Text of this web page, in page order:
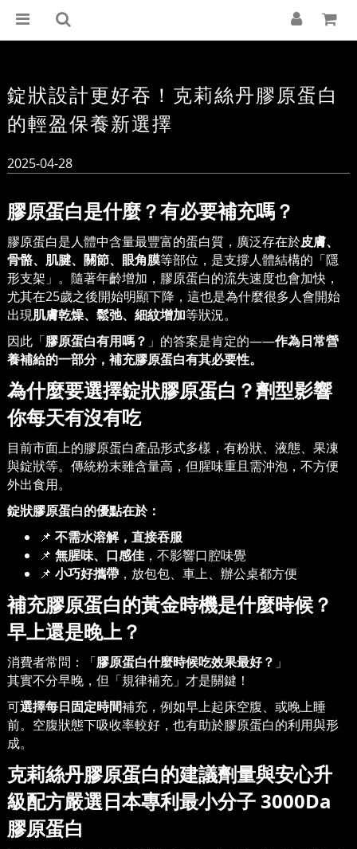
錠狀設計更好吞！克莉絲丹膠原蛋白
的輕盈保養新選擇
2025-04-28
膠原蛋白是什麼？有必要補充嗎？
膠原蛋白是人體中含量最豐富的蛋白質，廣泛存在於皮膚、
骨骼、肌腱、關節、眼角膜等部位，是支撐人體結構的「隱
形支架」。隨著年齡增加，膠原蛋白的流失速度也會加快，
尤其在25歲之後開始明顯下降，這也是為什麼很多人會開始
出現肌膚乾燥、鬆弛、細紋增加等狀況。
因此「膠原蛋白有用嗎？ 」的答案是肯定的——作為日常營
養補給的一部分，補充膠原蛋白有其必要性。
為什麼要選擇錠狀膠原蛋白？劑型影響
你每天有沒有吃
目前市面上的膠原蛋白產品形式多樣，有粉狀、液態、果凍
與錠狀等。傳統粉末雖含量高，但腥味重且需沖泡，不方便
外出食用。
錠狀膠原蛋白的優點在於：
📌 不需水溶解，直接吞服
📌 無腥味、口感佳 ，不影響口腔味覺
📌 小巧好攜帶 ，放包包、車上、辦公桌都方便
補充膠原蛋白的黃金時機是什麼時候？
早上還是晚上？
消費者常問：「膠原蛋白什麼時候吃效果最好？ 」
其實不分早晚，但「規律補充」才是關鍵！
可選擇每日固定時間補充，例如早上起床空腹、或晚上睡
前。空腹狀態下吸收率較好，也有助於膠原蛋白的利用與形
成。
克莉絲丹膠原蛋白的建議劑量與安心升
級配方嚴選日本專利最小分子 3000Da
膠原蛋白